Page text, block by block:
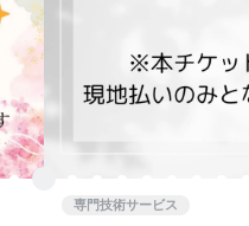
専門技術サービス